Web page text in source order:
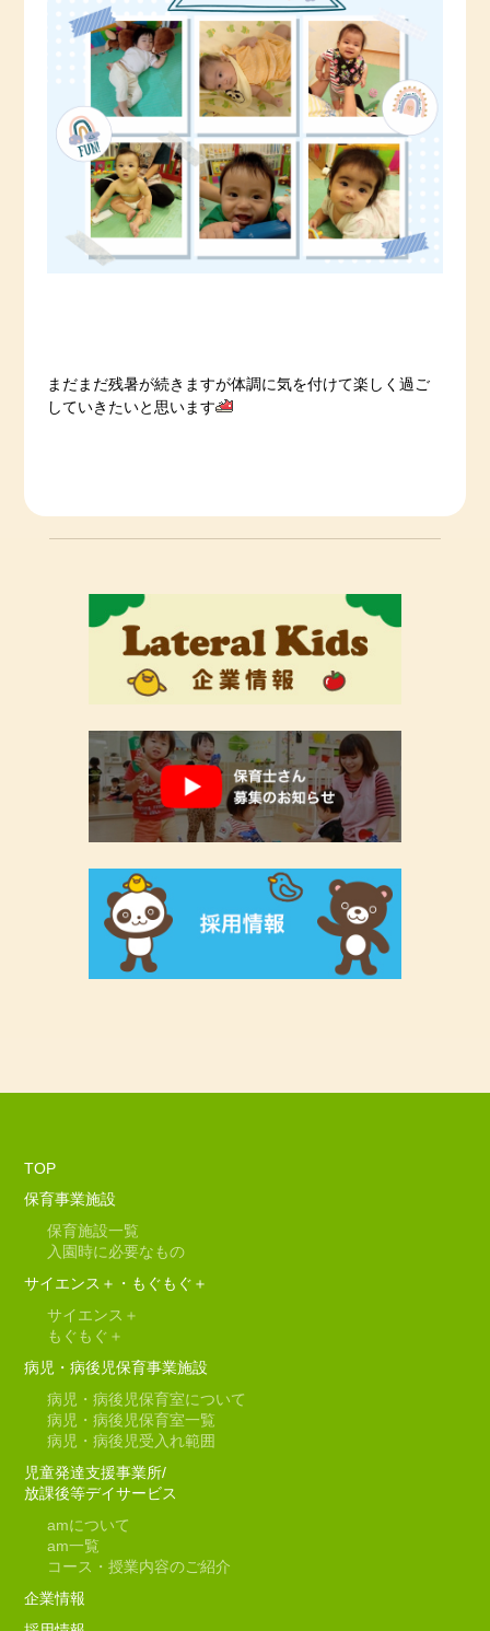
まだまだ残暑が続きますが体調に気を付けて楽しく過ご
していきたいと思います
TOP
保育事業施設
保育施設一覧
入園時に必要なもの
サイエンス＋・もぐもぐ＋
サイエンス＋
もぐもぐ＋
病児・病後児保育事業施設
病児・病後児保育室について
病児・病後児保育室一覧
病児・病後児受入れ範囲
児童発達支援事業所/
放課後等デイサービス
amについて
am一覧
コース・授業内容のご紹介
企業情報